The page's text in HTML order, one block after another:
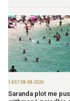
14:57 08-08-2026
Saranda plot me